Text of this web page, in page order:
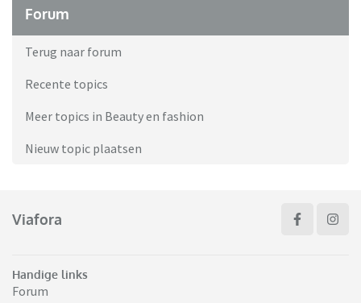
Forum
Terug naar forum
Recente topics
Meer topics in Beauty en fashion
Nieuw topic plaatsen
Viafora
Handige links
Forum